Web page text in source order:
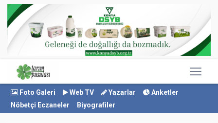
Foto Galeri Web TV Yazarlar
Anketler
Nöbetçi Eczaneler
Biyografiler